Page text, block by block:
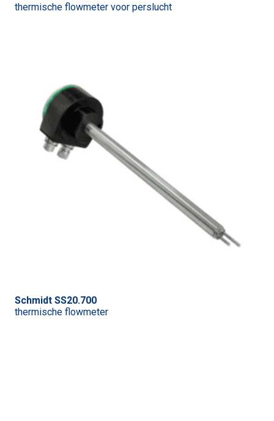
thermische flowmeter voor perslucht
Schmidt SS20.700
thermische flowmeter